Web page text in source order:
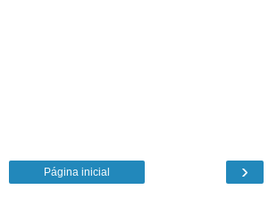
›
Página inicial